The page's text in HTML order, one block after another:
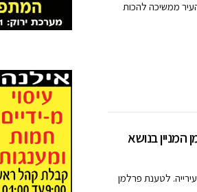
ממשיכה להכות
בנושא
לטענת פרלמן